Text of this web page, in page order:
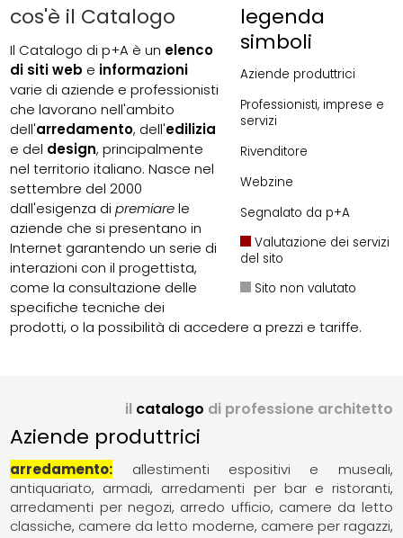
legenda
simboli
Aziende produttrici
Professionisti, imprese e
servizi
Rivenditore
Webzine
Segnalato da p+A
Valutazione dei servizi
del sito
Sito non valutato
cos'è il Catalogo
Il Catalogo di p+A è un elenco
di siti web e informazioni
varie di aziende e professionisti
che lavorano nell'ambito
dell'arredamento, dell'edilizia
e del design, principalmente
nel territorio italiano. Nasce nel
settembre del 2000
dall'esigenza dipremiarele
aziende che si presentano in
Internet garantendo un serie di
interazioni con il progettista,
come la consultazione delle
specifiche tecniche dei
prodotti, o la possibilità di accedere a prezzi e tariffe.
il catalogo di professione architetto
Aziende produttrici
arredamento
allestimenti espositivi e museali
antiquariato
armadi
arredamenti per bar e ristoranti
arredamenti per negozi arredo ufficio camere da letto
classiche camere da letto moderne camere per ragazzi